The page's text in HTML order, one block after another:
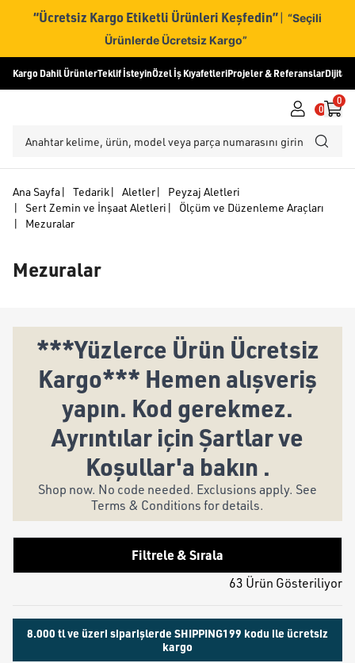
“Ücretsiz Kargo Etiketli Ürünleri Keşfedin” | “Seçili
Ürünlerde Ücretsiz Kargo”
Kargo Dahil ÜrünlerTeklif İsteyinÖzel İş KıyafetleriProjeler & ReferanslarDijital
0
0
Ana Sayfa| Tedarik| Aletler|
Peyzaj Aletleri
|
Sert Zemin ve İnşaat Aletleri |
Ölçüm ve Düzenleme Araçları
|
Mezuralar
Mezuralar
***Yüzlerce Ürün Ücretsiz
Kargo*** Hemen alışveriş
yapın. Kod gerekmez.
Ayrıntılar için Şartlar ve
Koşullar'a bakın .
Shop now. No code needed. Exclusions apply. See
Terms & Conditions for details.
Filtrele & Sırala
63 Ürün Gösteriliyor
8.000 tl ve üzeri siparişlerde SHIPPING199 kodu ile ücretsiz
kargo